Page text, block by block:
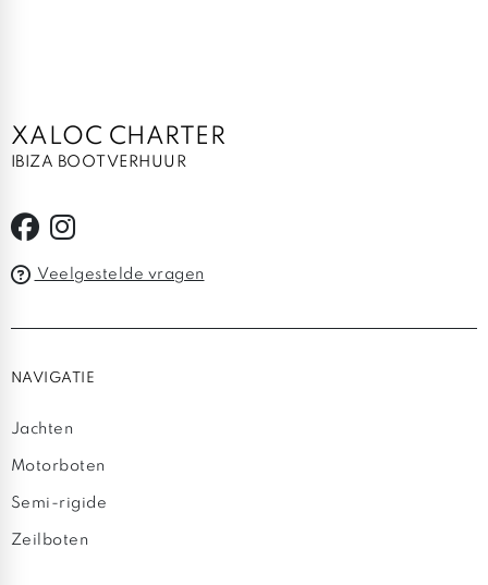
XALOC CHARTER
IBIZA BOOTVERHUUR
Veelgestelde vragen
NAVIGATIE
Jachten
Motorboten
Semi-rigide
Zeilboten